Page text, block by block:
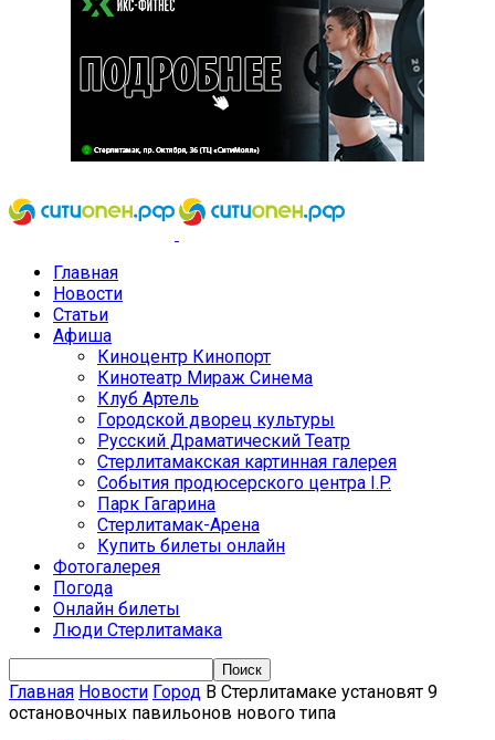
Главная
Новости
Статьи
Афиша
Киноцентр Кинопорт
Кинотеатр Мираж Синема
Клуб Артель
Городской дворец культуры
Русский Драматический Театр
Стерлитамакская картинная галерея
События продюсерского центра I.P.
Парк Гагарина
Стерлитамак-Арена
Купить билеты онлайн
Фотогалерея
Погода
Онлайн билеты
Люди Стерлитамака
Главная Новости Город В Стерлитамаке установят 9
остановочных павильонов нового типа